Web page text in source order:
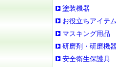
塗装機器
お役立ちアイテム
マスキング用品
研磨剤・研磨機器
安全衛生保護具